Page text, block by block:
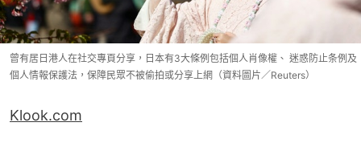
曾有居日港人在社交專頁分享，日本有3大條例包括個人肖像權、 迷惑防止条例及
個人情報保護法，保障民眾不被偷拍或分享上網（資料圖片／Reuters）
Klook.com